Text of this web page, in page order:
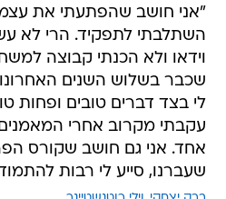
"אני חושב שהפתעתי את
השתלבתי לתפקיד. הרי לא
וידאו ולא הכנתי קבוצה
שכבר בשלוש השנים
לי בצד דברים טובים ופחות
עקבתי מקרוב אחרי
אחד. אני גם חושב שקורס
שעברנו, סייע לי רבות